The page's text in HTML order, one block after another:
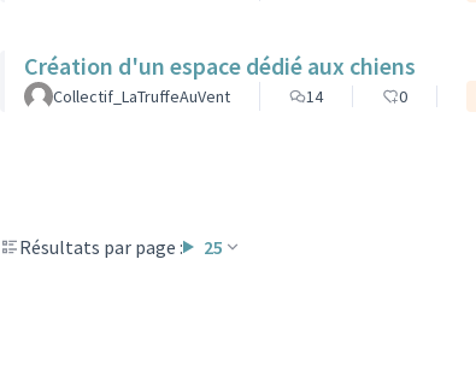
Création d'un espace dédié aux chiens
Collectif_LaTruffeAuVent 14 0
Résultats par page : 25